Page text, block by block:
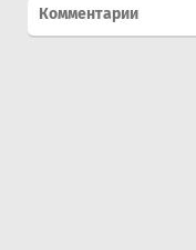
Комментарии